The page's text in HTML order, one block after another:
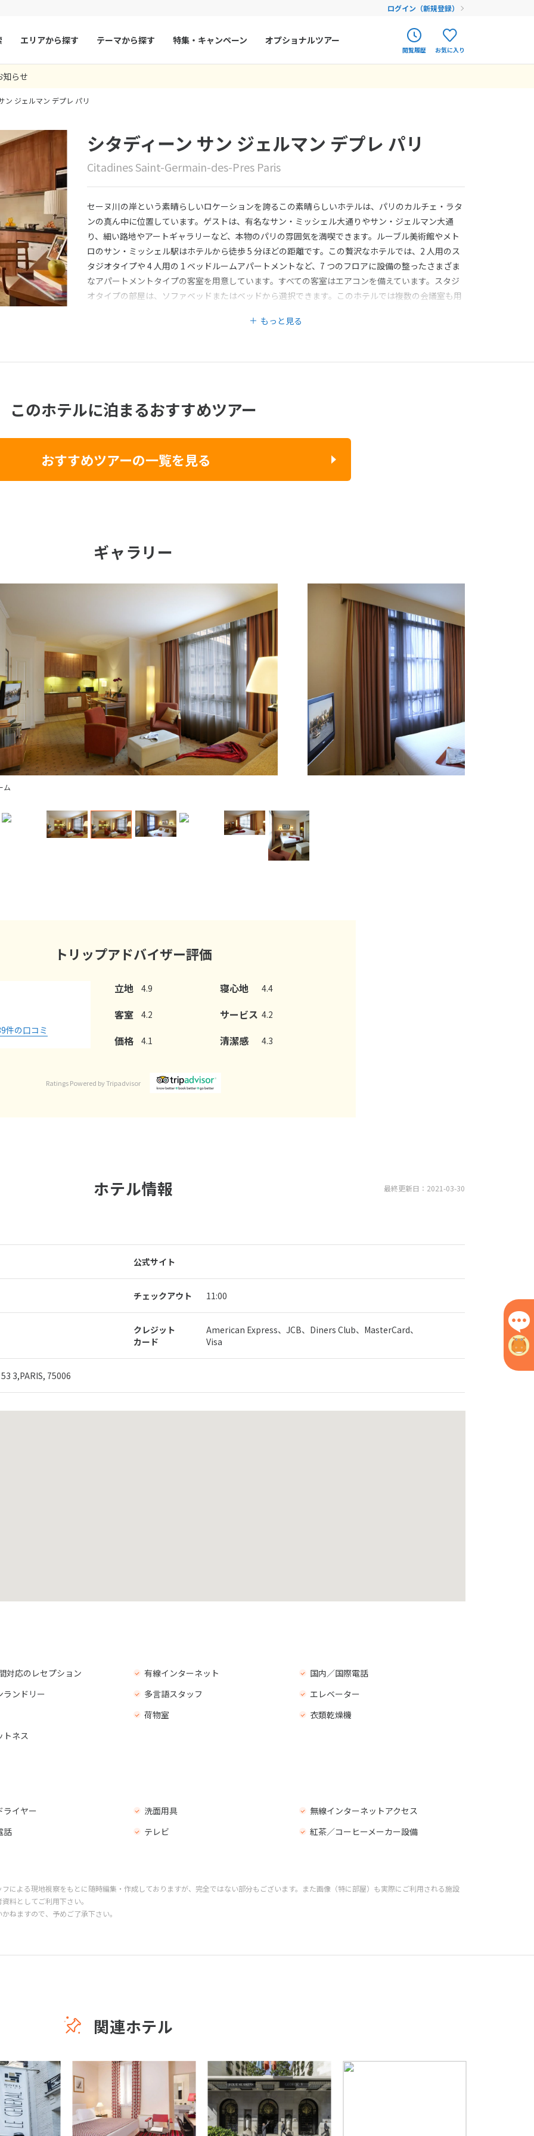
ログイン（新規登録）
エリアから探す
フランス
チェコ
オーストリア
ハンガリー
スロヴァキア
アイスランド
リトアニア
ギリシャ
クロアチア
モンテネグロ ブルガリア
ルーマニア
ボスニア・ヘルツェゴビナ セルビア フェロー諸島
テーマから探す
夏旅
特集・キャンペーン オプショナルツアー
閲覧履歴
まだ履歴がありません
お気に入り
まだ登録がありません
知らせ
ン ジェルマン デプレ パリ
シタディーン サン ジェルマン デプレ パリ
Citadines Saint-Germain-des-Pres Paris
セーヌ川の岸という素晴らしいロケーションを誇るこの素晴らしいホテルは、パリのカルチェ・ラタ
ンの真ん中に位置しています。ゲストは、有名なサン・ミッシェル大通りやサン・ジェルマン大通
り、細い路地やアートギャラリーなど、本物のパリの雰囲気を満喫できます。ルーブル美術館やメト
ロのサン・ミッシェル駅はホテルから徒歩 5 分ほどの距離です。この贅沢なホテルでは、2 人用のス
タジオタイプや 4 人用の 1 ベッドルームアパートメントなど、7 つのフロアに設備の整ったさまざま
なアパートメントタイプの客室を用意しています。すべての客室はエアコンを備えています。スタジ
オタイプの部屋は、ソファベッドまたはベッドから選択できます。このホテルでは複数の会議室も用
もっと見る
このホテルに泊まるおすすめツアー
おすすめツアーの一覧を見る
ギャラリー
ム
トリップアドバイザー評価
件の口コミ
立地 4.9 寝心地 4.4
客室 4.2 サービス 4.2
価格 4.1 清潔感 4.3
Ratings Powered by Tripadvisor
最終更新日：2021-03-30
ホテル情報
公式サイト
チェックアウト 11:00
クレジット
カード
American Express、JCB、Diners Club、MasterCard、
Visa
3,PARIS, 75006
対応のレセプション 有線インターネット
国内／国際電話
ランドリー
多言語スタッフ
エレベーター
荷物室
衣類乾燥機
トネス
ライヤー 洗面用具
無線インターネットアクセス
話
テレビ 紅茶／コーヒーメーカー設備
による現地視察をもとに随時編集・作成しておりますが、完全ではない部分もございます。また画像（特に部屋）も実際にご利用される施設
料としてご利用下さい。
ねますので、予めご了承下さい。
関連ホテル